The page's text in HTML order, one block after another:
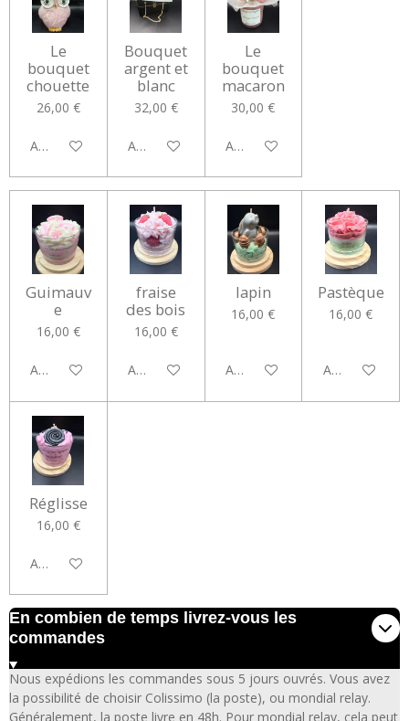
Le
bouquet
chouette
26,00 €
Ajouter au panier
Bouquet
argent et
blanc
32,00 €
Ajouter au panier
Le
bouquet
macaron
30,00 €
Ajouter au panier
Guimauv
e
16,00 €
Ajouter au panier
fraise
des bois
16,00 €
Ajouter au panier
lapin
16,00 €
Ajouter au panier
Pastèque
16,00 €
Ajouter au
Réglisse
16,00 €
Ajouter au panier
En combien de temps livrez-vous les
commandes
Nous expédions les commandes sous 5 jours ouvrés. Vous avez
la possibilité de choisir Colissimo (la poste), ou mondial relay.
Généralement, la poste livre en 48h. Pour mondial relay, cela peut